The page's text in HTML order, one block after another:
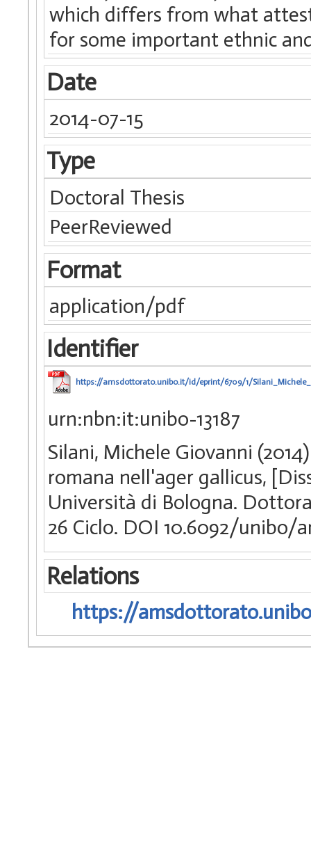
which differs from what
for some important ethnic
Date
2014-07-15
Type
Doctoral Thesis
PeerReviewed
Format
application/pdf
Identifier
https://amsdottorato.unibo.it/id/eprint/6709/1/
urn:nbn:it:unibo-13187
Silani, Michele Giovanni
romana nell'ager gallicus,
Università di Bologna.
26 Ciclo. DOI 10.6092/unibo/
Relations
https://